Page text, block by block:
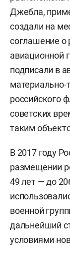
Джебла,
создали на
соглашение о
авиационной
подписали в
материально-
российского
советских
таким
В 2017 году
размещении
49 лет — до
военной
дальнейший
условиями